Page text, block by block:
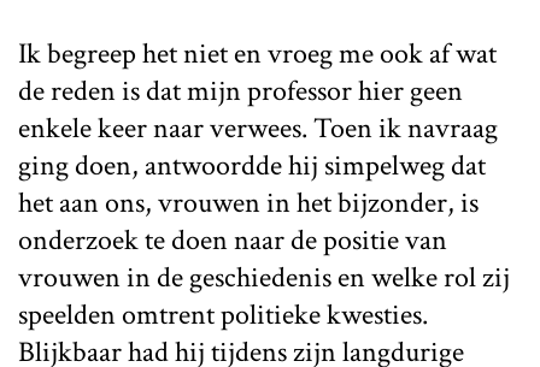
Ik begreep het niet en vroeg me ook af wat
de reden is dat mijn professor hier geen
enkele keer naar verwees. Toen ik navraag
ging doen, antwoordde hij simpelweg dat
het aan ons, vrouwen in het bijzonder, is
onderzoek te doen naar de positie van
vrouwen in de geschiedenis en welke rol zij
speelden omtrent politieke kwesties.
Blijkbaar had hij tijdens zijn langdurige